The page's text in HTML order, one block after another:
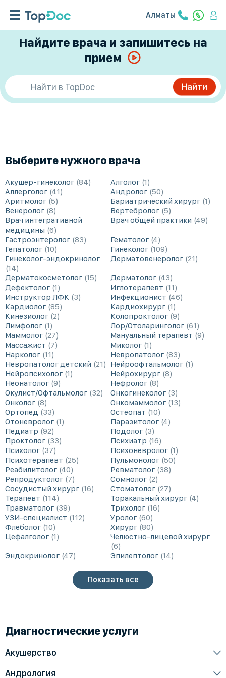
Алматы
Найдите врача и запишитесь на
прием
Выберите нужного врача
Акушер-гинеколог 84 Алголог 1
Аллерголог 41 Андролог 50
Аритмолог 5 Бариатрический хирург 1
Венеролог 8 Вертебролог 5
Врач интегративной
медицины 6
Врач общей практики 49
Гастроэнтеролог 83 Гематолог 4
Гепатолог 10 Гинеколог 109
Гинеколог-эндокринолог
14
Дерматовенеролог 21
Дерматокосметолог 15 Дерматолог 43
Дефектолог 1 Иглотерапевт 11
Инструктор ЛФК 3 Инфекционист 46
Кардиолог 85 Кардиохирург 1
Кинезиолог 2 Колопроктолог 9
Лимфолог 1 Лор/Отоларинголог 61
Маммолог 27 Мануальный терапевт 9
Массажист 7 Миколог 1
Нарколог 11 Невропатолог 83
Невропатолог детский 21 Нейроофтальмолог 1
Нейропсихолог 1 Нейрохирург 8
Неонатолог 9 Нефролог 8
Окулист/Офтальмолог 32 Онкогинеколог 3
Онколог 8 Онкомаммолог 13
Ортопед 33 Остеопат 10
Отоневролог 1 Паразитолог 4
Педиатр 92 Подолог 3
Проктолог 33 Психиатр 16
Психолог 37 Психоневролог 1
Психотерапевт 25 Пульмонолог 50
Реабилитолог 40 Ревматолог 38
Репродуктолог 7 Сомнолог 2
Сосудистый хирург 16 Стоматолог 27
Терапевт 114 Торакальный хирург 4
Травматолог 39 Трихолог 16
УЗИ-специалист 112 Уролог 60
Флеболог 10 Хирург 80
Цефалголог 1
Челюстно-лицевой хирург
6
Эндокринолог 47 Эпилептолог 14
Показать все
Диагностические услуги
Акушерство
Андрология